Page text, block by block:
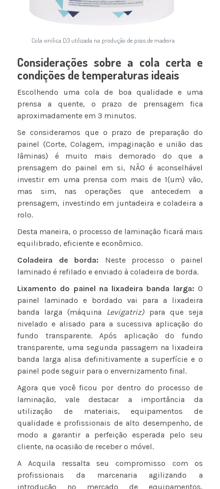
Cola vinílica D3 utilizada na produção de pisos de madeira
Considerações sobre a cola certa e
condições de temperaturas ideais
Escolhendo uma cola de boa qualidade e uma
prensa a quente, o prazo de prensagem fica
aproximadamente em 3 minutos.
Se consideramos que o prazo de preparação do
painel (Corte, Colagem, impaginação e união das
lâminas) é muito mais demorado do que a
prensagem do painel em si, NÃO é aconselhável
investir em uma prensa com mais de 1(um) vão,
mas sim, nas operações que antecedem a
prensagem, investindo em juntadeira e coladeira a
rolo.
Desta maneira, o processo de laminação ficará mais
equilibrado, eficiente e econômico.
Coladeira de borda: Neste processo o painel
laminado é refilado e enviado à coladeira de borda.
Lixamento do painel na lixadeira banda larga: O
painel laminado e bordado vai para a lixadeira
banda larga (máquina Levigatriz) para que seja
nivelado e alisado para a sucessiva aplicação do
fundo transparente. Após aplicação do fundo
transparente, uma segunda passagem na lixadeira
banda larga alisa definitivamente a superfície e o
painel pode seguir para o envernizamento final.
Agora que você ficou por dentro do processo de
laminação, vale destacar a importância da
utilização de materiais, equipamentos de
qualidade e profissionais de alto desempenho, de
modo a garantir a perfeição esperada pelo seu
cliente, na ocasião de receber o móvel.
A Acquila ressalta seu compromisso com os
profissionais da marcenaria
agilizando a
introdução no mercado de equipamentos,